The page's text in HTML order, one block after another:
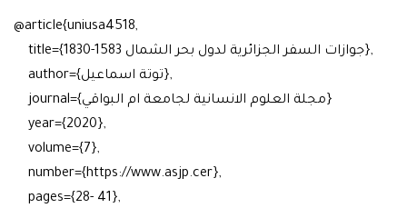
@article{uniusa4518,
title={جوازات السفر الجزائرية لدول بحر الشمال 1583-1830},
author={توتة اسماعيل},
journal={مجلة العلوم الانسانية لجامعة ام البواقي}
year={2020},
volume={7},
number={https://www.asjp.cer},
pages={28- 41},